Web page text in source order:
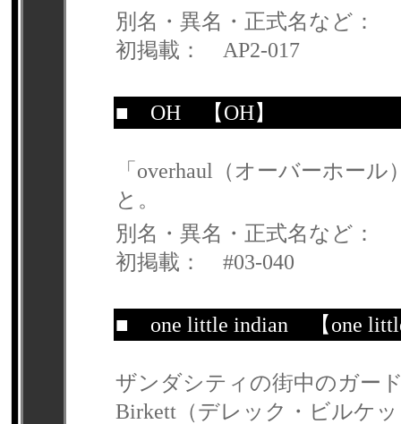
別名・異名・正式名など：
初掲載： AP2-017
■ OH 【OH】
「overhaul（オーバーホール
と。
別名・異名・正式名など：
初掲載： #03-040
■ one little indian 【one
ザンダシティの街中のガー
Birkett（デレック・ビルケ